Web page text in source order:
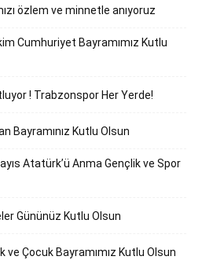
özlem ve minnetle anıyoruz
Cumhuriyet Bayramımız Kutlu
! Trabzonspor Her Yerde!
Bayramınız Kutlu Olsun
Atatürk’ü Anma Gençlik ve Spor
Gününüz Kutlu Olsun
ve Çocuk Bayramımız Kutlu Olsun